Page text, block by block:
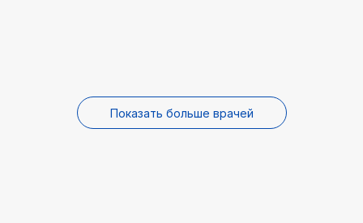
Показать больше врачей